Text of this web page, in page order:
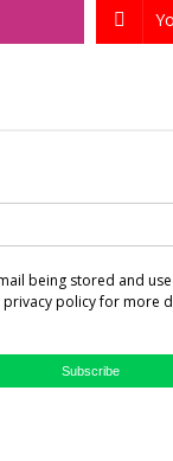
being stored and
privacy policy for more
Subscribe